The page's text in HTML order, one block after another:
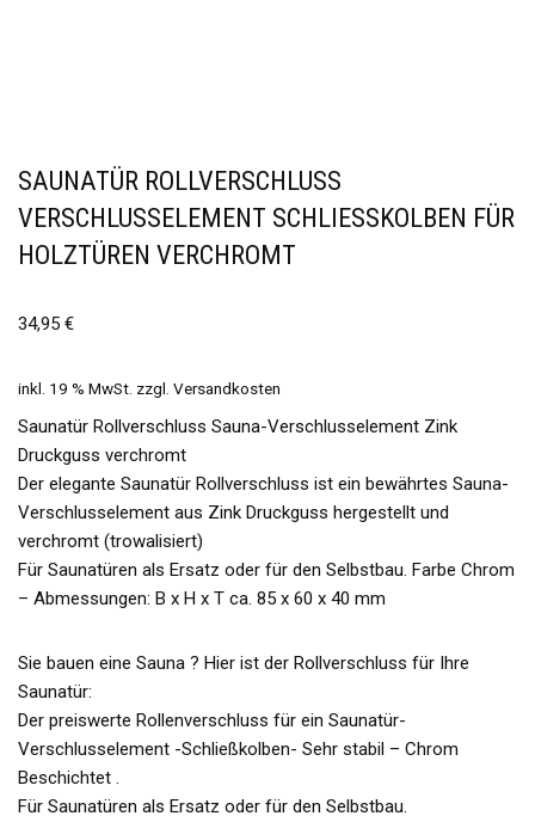
SAUNATÜR ROLLVERSCHLUSS
VERSCHLUSSELEMENT SCHLIESSKOLBEN FÜR H
OLZTÜREN VERCHROMT
34,95 €
inkl. 19 % MwSt. zzgl. Versandkosten
Saunatür Rollverschluss Sauna-Verschlusselement Zink
Druckguss verchromt
Der elegante Saunatür Rollverschluss ist ein bewährtes Sauna-
Verschlusselement aus Zink Druckguss hergestellt und
verchromt (trowalisiert)
Für Saunatüren als Ersatz oder für den Selbstbau. Farbe Chrom
– Abmessungen: B x H x T ca. 85 x 60 x 40 mm
Sie bauen eine Sauna ? Hier ist der Rollverschluss für Ihre
Saunatür:
Der preiswerte Rollenverschluss für ein Saunatür-
Verschlusselement -Schließkolben- Sehr stabil – Chrom
Beschichtet .
Für Saunatüren als Ersatz oder für den Selbstbau.